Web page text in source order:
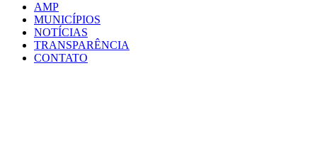
AMP
MUNICÍPIOS
NOTÍCIAS
TRANSPARÊNCIA
CONTATO